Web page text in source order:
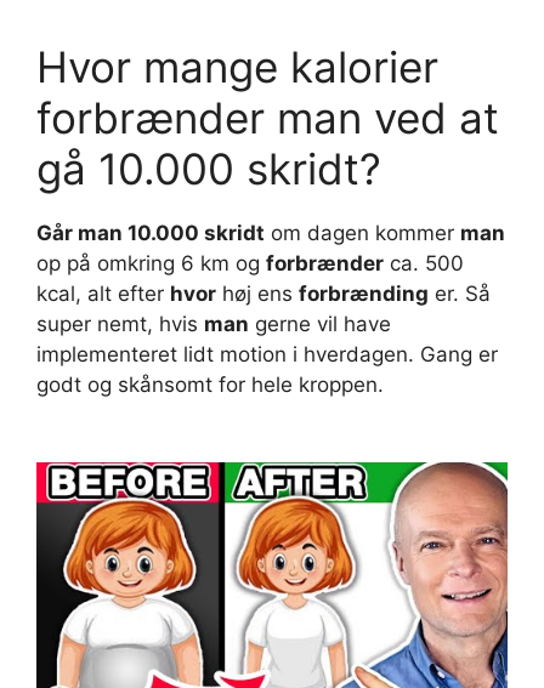
Hvor mange kalorier
forbrænder man ved at
gå 10.000 skridt?
Går man 10.000 skridt om dagen kommer man
op på omkring 6 km og forbrænder ca. 500
kcal, alt efter hvor høj ens forbrænding er. Så
super nemt, hvis man gerne vil have
implementeret lidt motion i hverdagen. Gang er
godt og skånsomt for hele kroppen.